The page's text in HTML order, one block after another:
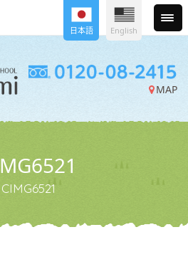
MAP
日本語 English
CIMG6521